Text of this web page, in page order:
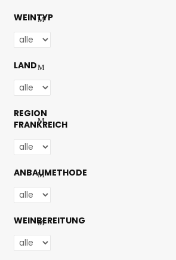
WEINTYP
LAND
REGION
FRANKREICH
ANBAUMETHODE
WEINBEREITUNG